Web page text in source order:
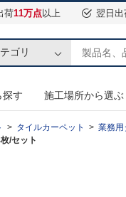
荷11万点以上 翌日出
ゴリ
探す 施工場所から選ぶ
タイルカーペット 業務用
/セット